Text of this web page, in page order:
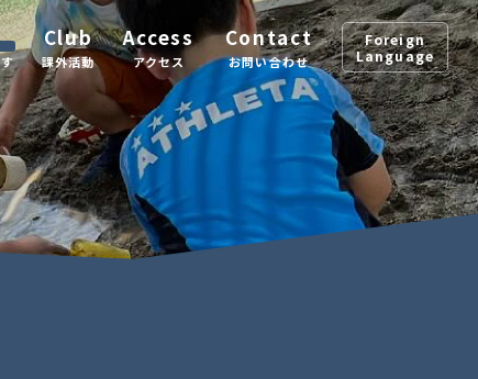
Club
課外活動
Access
アクセス
Contact
お問い合わせ
Foreign
Language